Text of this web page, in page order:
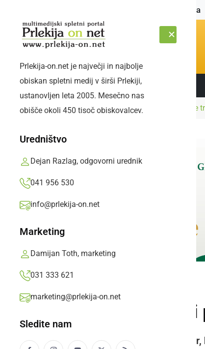
Naslovnica
SOBOTA, 8. AVGUST 2026 Sledite nam:
Prlekija-on.net je največji in najbolje
obiskan spletni medij v širši Prlekiji,
ustanovljen leta 2005. Mesečno nas
obišče okoli 450 tisoč obiskovalcev.
Uredništvo
Dejan Razlag, odgovorni urednik
041 956 530
info@prlekija-on.net
Marketing
Damijan Toth, marketing
031 333 621
marketing@prlekija-on.net
Sledite nam
Naslovnica ŠportNa domači tekmi po vse
Na domači
Ljutomerski Meteorplast ŠIC